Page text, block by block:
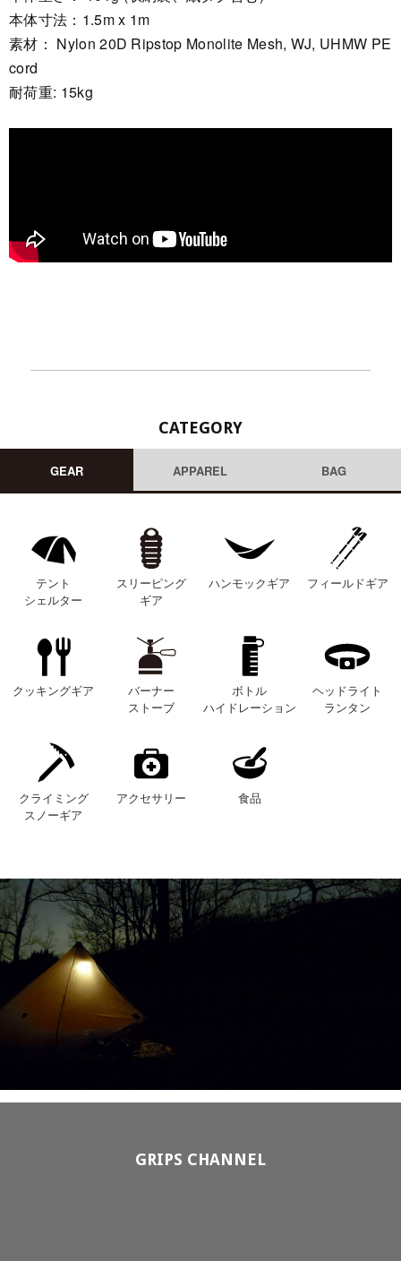
本体寸法：1.5m x 1m
素材： Nylon 20D Ripstop Monolite Mesh, WJ, UHMW PE
cord
耐荷重: 15kg
CATEGORY
GEAR APPAREL BAG
テント
シェルター
スリーピング
ギア
ハンモックギア フィールドギア
クッキングギア
バーナー
ストーブ
ボトル
ハイドレーション
ヘッドライト
ランタン
クライミング
スノーギア
アクセサリー 食品
GRIPS CHANNEL